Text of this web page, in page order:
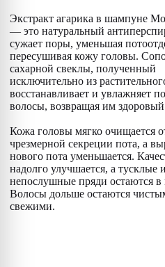
Экстракт агарика в шампуне
— это натуральный
сужает поры, уменьшая
пересушивая кожу головы.
сахарной свеклы, полученный
исключительно из
восстанавливает и увлажняет
волосы, возвращая им
Кожа головы мягко очищается
чрезмерной секреции пота, а
нового пота уменьшается.
надолго улучшается, а тусклые и
непослушные пряди остаются
Волосы дольше остаются
свежими.